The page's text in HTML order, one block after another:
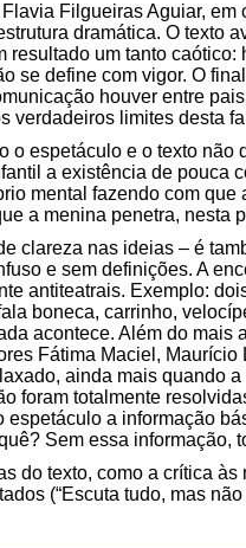
Flavia Filgueiras Aguiar, em
dramática. O texto
resultado um tanto
se define com vigor. O
houver entre
verdadeiros limites desta
o espetáculo e o texto
a existência de pouca
mental fazendo com
a menina penetra,
clareza nas ideias – é
e sem definições. A
antiteatrais. Exemplo:
boneca, carrinho,
acontece. Além do
Fátima Maciel,
ainda mais quando
foram totalmente
espetáculo a informação
Sem essa informação,
do texto, como a crítica
(“Escuta tudo, mas